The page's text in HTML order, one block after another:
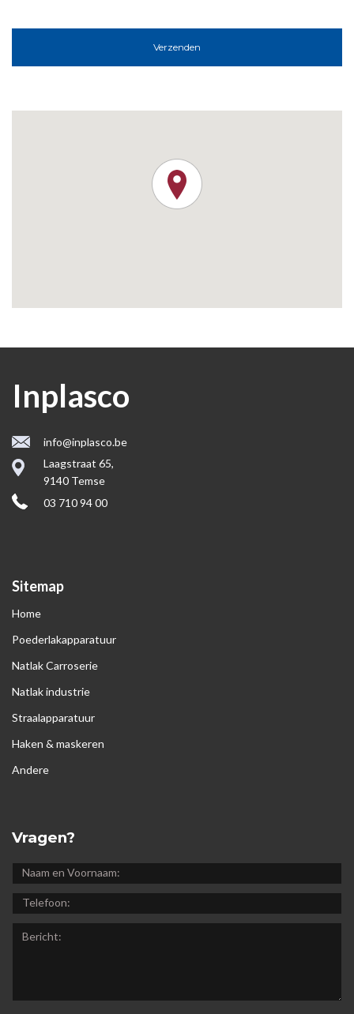
Inplasco
info@inplasco.be
Laagstraat 65,
9140 Temse
03 710 94 00
Sitemap
Home
Poederlakapparatuur
Natlak Carroserie
Natlak industrie
Straalapparatuur
Haken & maskeren
Andere
Vragen?
NAAM
EN
VOORNAAM:
TELEFOON:
BERICHT: